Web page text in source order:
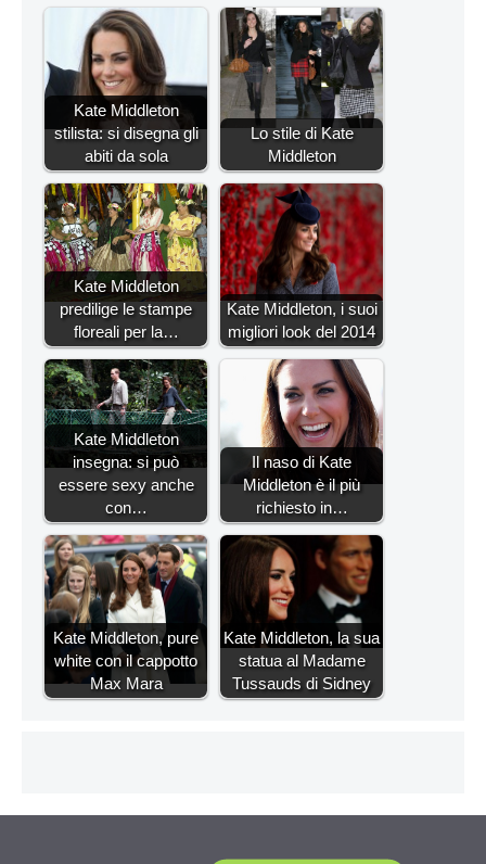
Kate Middleton
stilista: si disegna gli
abiti da sola
Lo stile di Kate
Middleton
Kate Middleton
predilige le stampe
floreali per la…
Kate Middleton, i suoi
migliori look del 2014
Kate Middleton
insegna: si può
essere sexy anche
con…
Il naso di Kate
Middleton è il più
richiesto in…
Kate Middleton, pure
white con il cappotto
Max Mara
Kate Middleton, la sua
statua al Madame
Tussauds di Sidney